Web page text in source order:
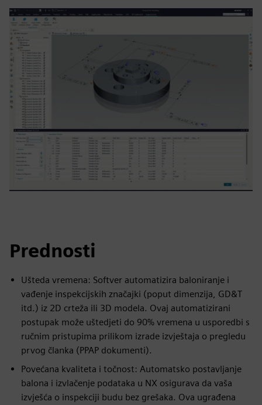
Prednosti
Ušteda vremena: Softver automatizira baloniranje i
vađenje inspekcijskih značajki (poput dimenzija, GD&T
itd.) iz 2D crteža ili 3D modela. Ovaj automatizirani
postupak može uštedjeti do 90% vremena u usporedbi s
ručnim pristupima prilikom izrade izvještaja o pregledu
prvog članka (PPAP dokumenti).
Povećana kvaliteta i točnost: Automatsko postavljanje
balona i izvlačenje podataka u NX osigurava da vaša
izvješća o inspekciji budu bez grešaka. Ova ugrađena